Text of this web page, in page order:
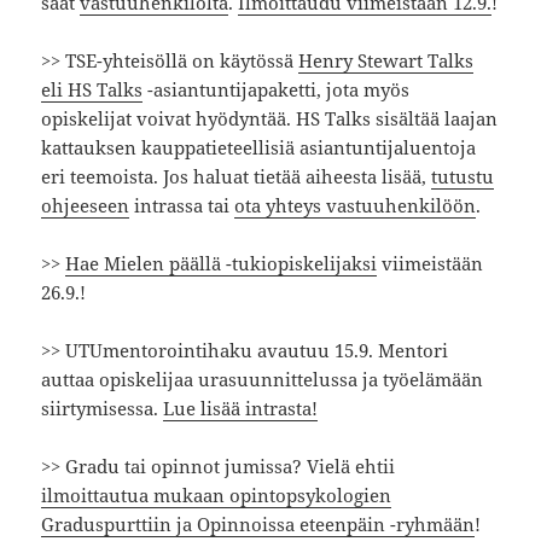
>> TSE-yhteisöllä on käytössäHenry Stewart Talks
eli HS Talks -asiantuntijapaketti, jota myös
opiskelijat voivat hyödyntää. HS Talks sisältää laajan
kattauksen kauppatieteellisiä asiantuntijaluentoja
eri teemoista. Jos haluat tietää aiheesta lisää,tutustu
ohjeeseen intrassa taiota yhteys vastuuhenkilöön.
>>Hae Mielen päällä -tukiopiskelijaksi viimeistään
26.9.!
>> UTUmentorointihaku avautuu 15.9. Mentori
auttaa opiskelijaa urasuunnittelussa ja työelämään
siirtymisessa.Lue lisää intrasta!
>> Gradu tai opinnot jumissa? Vielä ehtii
ilmoittautua mukaan opintopsykologien
Graduspurttiin ja Opinnoissa eteenpäin -ryhmään!